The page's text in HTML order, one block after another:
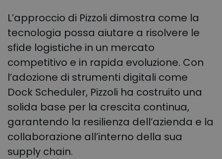
L’approccio di Pizzoli dimostra come la
tecnologia possa aiutare a risolvere le
sfide logistiche in un mercato
competitivo e in rapida evoluzione. Con
l’adozione di strumenti digitali come
Dock Scheduler, Pizzoli ha costruito una
solida base per la crescita continua,
garantendo la resilienza dell’azienda e la
collaborazione all’interno della sua
supply chain.